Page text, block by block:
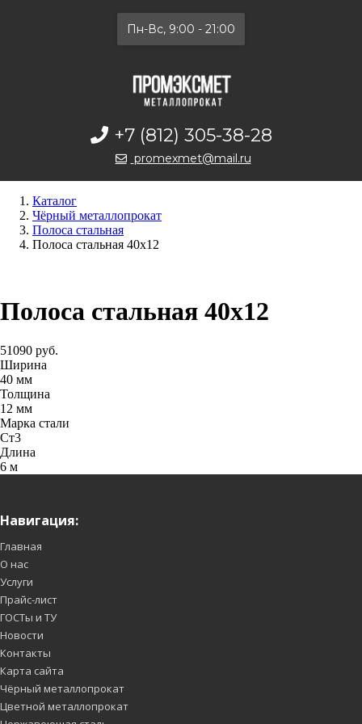
Пн-Вс, 9:00 - 21:00
+7 (812) 305-38-28
promexmet@mail.ru
Каталог
Чёрный металлопрокат
Полоса стальная
Полоса стальная 40х12
Полоса стальная 40х12
51090 руб.
Ширина
40 мм
Толщина
12 мм
Марка стали
Cт3
Длина
6 м
Навигация:
Главная
О нас
Услуги
Прайс-лист
ГОСТы и ТУ
Новости
Контакты
Карта сайта
Чёрный металлопрокат
Цветной металлопрокат